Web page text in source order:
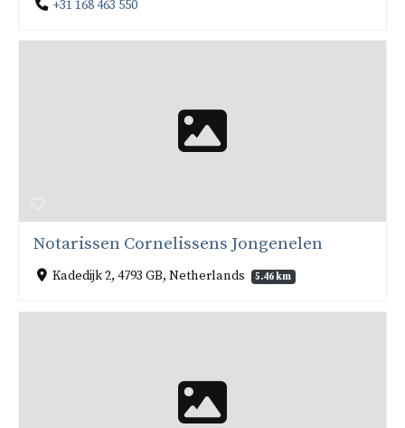
+31 168 463 550
Notarissen Cornelissens Jongenelen
Kadedijk 2, 4793 GB, Netherlands 5.46 km